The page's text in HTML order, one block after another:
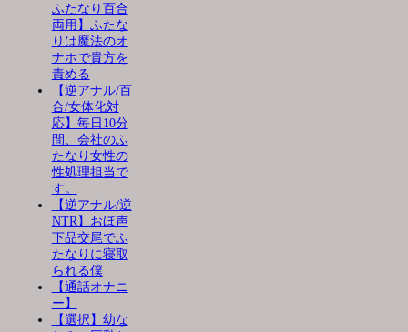
ふたなり百合
両用】ふたな
りは魔法のオ
ナホで貴方を
責める
【逆アナル/百
合/女体化対
応】毎日10分
間、会社のふ
たなり女性の
性処理担当で
す。
【逆アナル/逆
NTR】おほ声
下品交尾でふ
たなりに寝取
られる僕
【通話オナニ
ー】
【選択】幼な